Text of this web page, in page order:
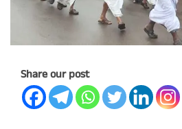
Share our post